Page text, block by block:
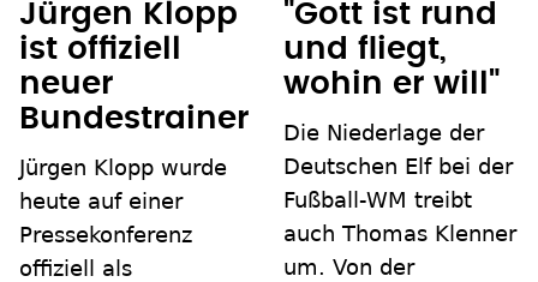
Jürgen Klopp
ist offiziell
neuer
Bundestrainer
Jürgen Klopp wurde
heute auf einer
Pressekonferenz
offiziell als
"Gott ist rund
und fliegt,
wohin er will"
Die Niederlage der
Deutschen Elf bei der
Fußball-WM treibt
auch Thomas Klenner
um. Von der